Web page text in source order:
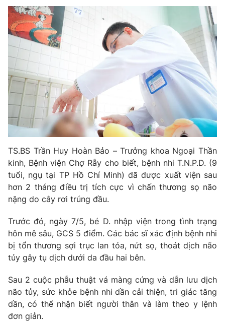
Thế giới đó đây
Câu chuyện quốc tế
Tài chính
Thị trường
Góc doanh nghiệp
Dữ liệu và đời sống
Truyền hình
Phim VTV
Hậu trường
Nhân vật
Giải sao mai
Giải trí
Điện ảnh
Âm nhạc
Đời sống
Làm đẹp
Chất lượng cuộc sống
Giáo dục
Tuyển sinh
Học trực tuyến
Công nghệ
Hitech Công nghệ tương lai
Thị trường
Tư vấn
Giao lưu trực tuyến
Lịch phát sóng
Chuyên mục khác
Emagazine Podcast
Photo
TS.BS Trần Huy Hoàn Bảo – Trưởng khoa Ngoại Thần
kinh, Bệnh viện Chợ Rẫy cho biết, bệnh nhi T.N.P.D. (9
tuổi, ngụ tại TP Hồ Chí Minh) đã được xuất viện sau
hơn 2 tháng điều trị tích cực vì chấn thương sọ não
nặng do cây rơi trúng đầu.
Trước đó, ngày 7/5, bé D. nhập viện trong tình trạng
hôn mê sâu, GCS 5 điểm. Các bác sĩ xác định bệnh nhi
bị tổn thương sợi trục lan tỏa, nứt sọ, thoát dịch não
tủy gây tụ dịch dưới da đầu hai bên.
Sau 2 cuộc phẫu thuật vá màng cứng và dẫn lưu dịch
não tủy, sức khỏe bệnh nhi dần cải thiện, tri giác tăng
dần, có thể nhận biết người thân và làm theo y lệnh
đơn giản.